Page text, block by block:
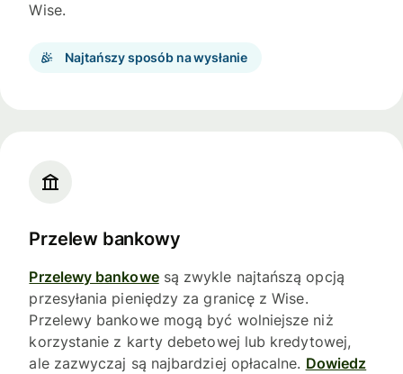
Wise.
Najtańszy sposób na wysłanie
Przelew bankowy
Przelewy bankowesą zwykle najtańszą opcją
przesyłania pieniędzy za granicę z Wise.
Przelewy bankowe mogą być wolniejsze niż
korzystanie z karty debetowej lub kredytowej,
ale zazwyczaj są najbardziej opłacalne. Dowiedz